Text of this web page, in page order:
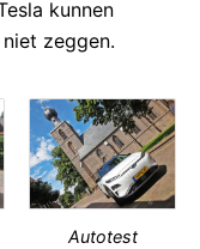
kunnen
zeggen.
Autotest